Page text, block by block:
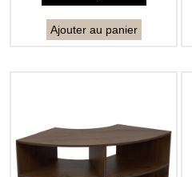
Ajouter au panier